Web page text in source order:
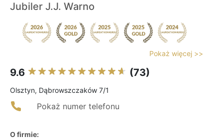
Jubiler J.J. Warno
Pokaż więcej >>
9.6 (73)
Olsztyn, Dąbrowszczaków 7/1
Pokaż numer telefonu
O firmie: